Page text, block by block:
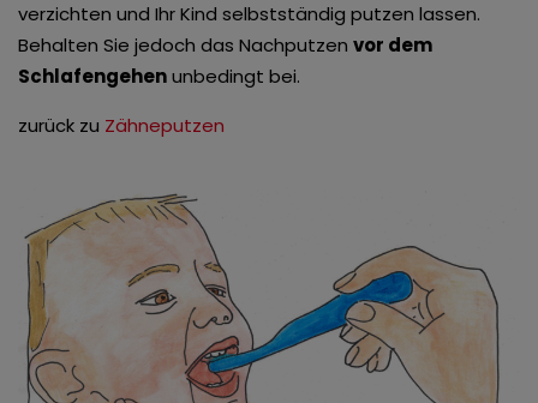
verzichten und Ihr Kind selbstständig putzen lassen.
Behalten Sie jedoch das Nachputzen vor dem
Schlafengehenunbedingt bei.
zurück zu Zähneputzen